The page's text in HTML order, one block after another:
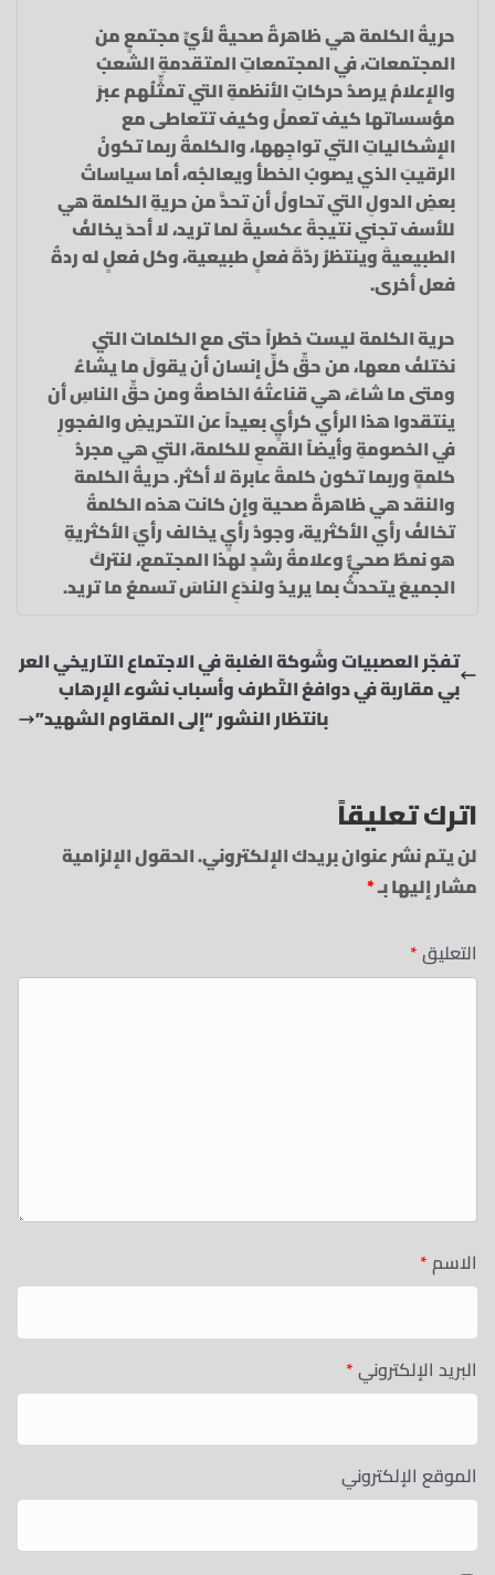
حريةُ الكلمة هي ظاهرةٌ صحيةٌ لأيِّ مجتمعٍ من
المجتمعات، في المجتمعاتِ المتقدمةِ الشعبُ
والإعلامُ يرصدُ حركاتِ الأنظمةِ التي تمثِّلُهم عبرَ
مؤسساتها كيف تعملُ وكيف تتعاطى مع
الإشكالياتِ التي تواجِهها، والكلمةُ ربما تكونُ
الرقيبَ الذي يصوبُ الخطأ ويعالجُه، أما سياساتُ
بعضِ الدولِ التي تحاولُ أن تحدَّ من حريةِ الكلمة هي
للأسف تجني نتيجةً عكسيةً لما تريد، لا أحدَ يخالفُ
الطبيعيةَ وينتظرُ ردّةَ فعلٍ طبيعية، وكل فعلٍ له ردةُ
فعل أخرى.
حرية الكلمة ليست خطراً حتى مع الكلمات التي
نختلفُ معها، من حقِّ كلِّ إنسان أن يقولَ ما يشاءُ
ومتى ما شاءَ، هي قناعتُهُ الخاصةُ ومن حقِّ الناسِ أن
ينتقدوا هذا الرأي كرأيٍ بعيداً عن التحريضِ والفجورِ
في الخصومةِ وأيضاً القمعِ للكلمة، التي هي مجردُ
كلمةٍ وربما تكون كلمةً عابرة لا أكثر. حريةُ الكلمة
والنقد هي ظاهرةٌ صحية وإن كانت هذه الكلمةُ
تخالفُ رأي الأكثرية، وجودُ رأيٍ يخالف رأيَ الأكثريةِ
هو نمطٌ صحيٌّ وعلامةُ رشدٍ لهذا المجتمع، لنتركَ
الجميعَ يتحدثُ بما يريدُ ولندَعِ الناسَ تسمعُ ما تريد.
تفجّر العصبيات وشَوكة الغلبة في الاجتماع التاريخي العر
بي مقاربة في دوافعُ التّطرف وأسباب نشوء الإرهاب
بانتظار النشور “إلى المقاوم الشهيد”
اترك تعليقاً
لن يتم نشر عنوان بريدك الإلكتروني.الحقول الإلزامية
مشار إليها بـ*
التعليق*
الاسم*
البريد الإلكتروني*
الموقع الإلكتروني